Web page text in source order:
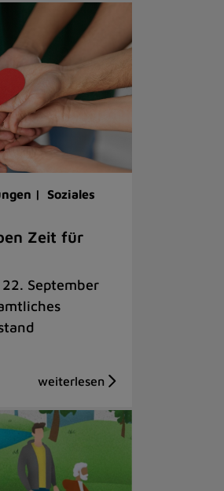
| Soziales
Zeit für
September